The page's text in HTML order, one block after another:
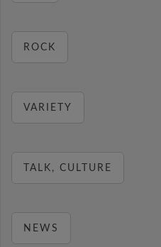
ROCK
VARIETY
TALK, CULTURE
NEWS